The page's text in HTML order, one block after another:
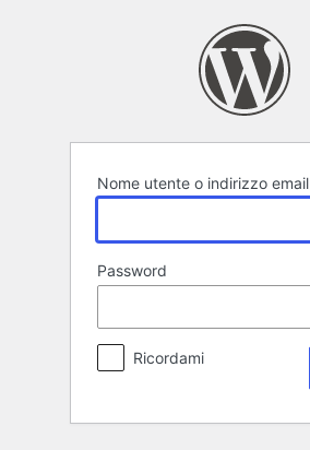
Nome utente o indirizzo email
Password
Ricordami